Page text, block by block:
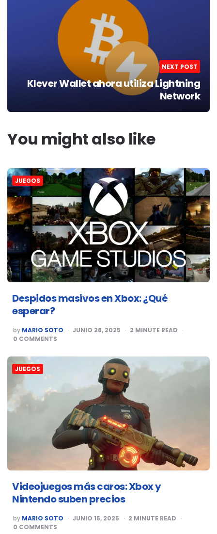
NEXT POST
Klever Wallet ahora utiliza Lightning
Network
You might also like
JUEGOS
Despidos masivos en Xbox: ¿Qué
esperar?
POSTED
BY
by MARIO SOTO JUNIO 26, 2025 2 MINUTE READ
0 COMMENTS
JUEGOS
Videojuegos más caros: Xbox y
Nintendo suben precios
POSTED
BY
by MARIO SOTO JUNIO 15, 2025 2 MINUTE READ
0 COMMENTS